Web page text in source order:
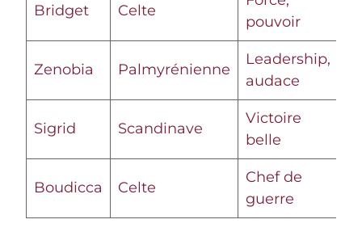
Bridget Celte
pouvoir
Zenobia Palmyrénienne
Leadership,
audace
Sigrid Scandinave
Victoire
belle
Boudicca Celte
Chef de
guerre